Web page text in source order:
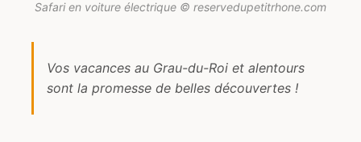
Safari en voiture électrique © reservedupetitrhone.com
Vos vacances au Grau-du-Roi et alentours
sont la promesse de belles découvertes !